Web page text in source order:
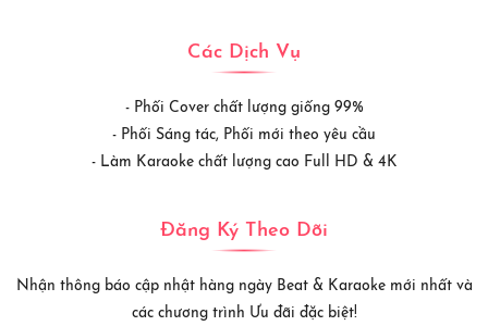
Các Dịch Vụ
- Phối Cover chất lượng giống 99%
- Phối Sáng tác, Phối mới theo yêu cầu
- Làm Karaoke chất lượng cao Full HD & 4K
Đăng Ký Theo Dõi
Nhận thông báo cập nhật hàng ngày Beat & Karaoke mới nhất và
các chương trình Ưu đãi đặc biệt!